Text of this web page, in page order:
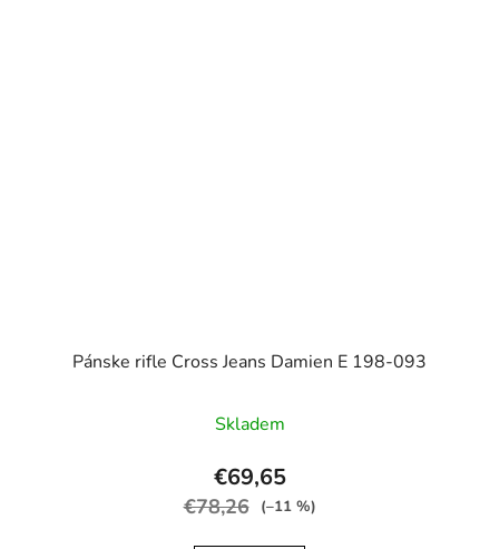
Pánske rifle Cross Jeans Damien E 198-093
Skladem
€69,65
€78,26 (–11 %)